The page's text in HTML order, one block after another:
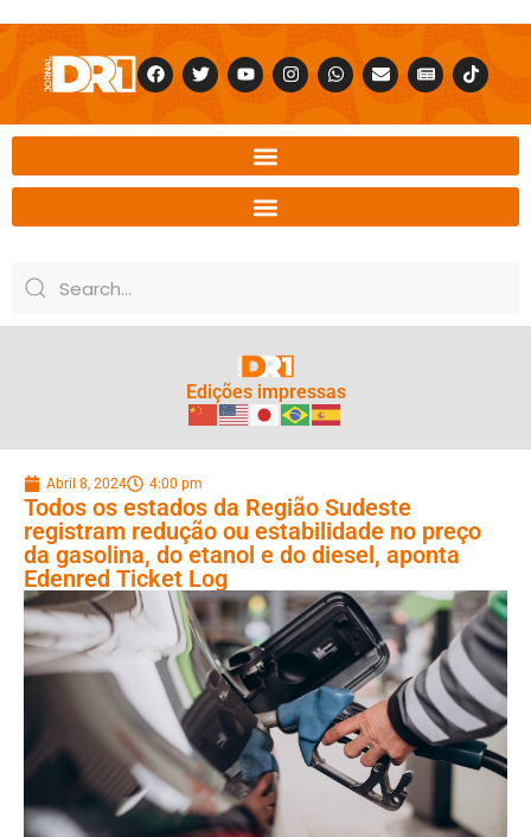
Edições impressas
Abril 8, 2024 4:00 pm
Todos os estados da Região Sudeste
registram redução ou estabilidade no preço
da gasolina, do etanol e do diesel, aponta
Edenred Ticket Log